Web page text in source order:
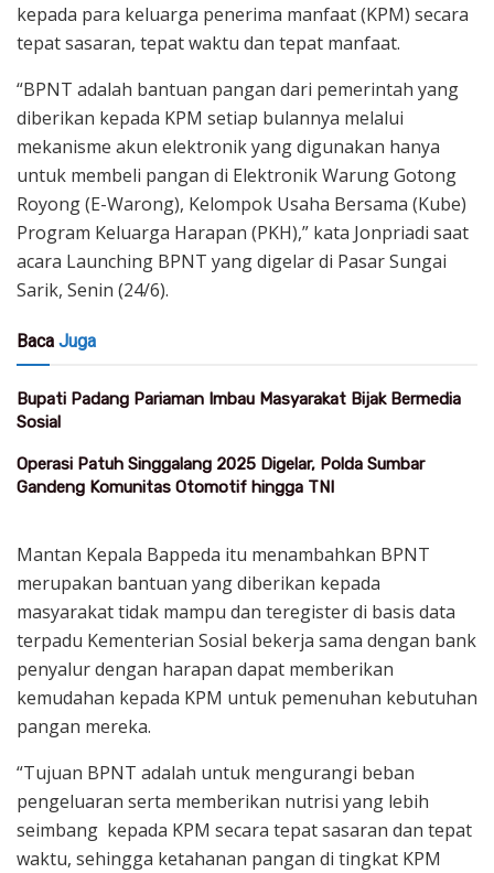
kepada para keluarga penerima manfaat (KPM) secara
tepat sasaran, tepat waktu dan tepat manfaat.
“BPNT adalah bantuan pangan dari pemerintah yang
diberikan kepada KPM setiap bulannya melalui
mekanisme akun elektronik yang digunakan hanya
untuk membeli pangan di Elektronik Warung Gotong
Royong (E-Warong), Kelompok Usaha Bersama (Kube)
Program Keluarga Harapan (PKH),” kata Jonpriadi saat
acara Launching BPNT yang digelar di Pasar Sungai
Sarik, Senin (24/6).
Baca Juga
Bupati Padang Pariaman Imbau Masyarakat Bijak Bermedia
Sosial
Operasi Patuh Singgalang 2025 Digelar, Polda Sumbar
Gandeng Komunitas Otomotif hingga TNI
Mantan Kepala Bappeda itu menambahkan BPNT
merupakan bantuan yang diberikan kepada
masyarakat tidak mampu dan teregister di basis data
terpadu Kementerian Sosial bekerja sama dengan bank
penyalur dengan harapan dapat memberikan
kemudahan kepada KPM untuk pemenuhan kebutuhan
pangan mereka.
“Tujuan BPNT adalah untuk mengurangi beban
pengeluaran serta memberikan nutrisi yang lebih
seimbang kepada KPM secara tepat sasaran dan tepat
waktu, sehingga ketahanan pangan di tingkat KPM